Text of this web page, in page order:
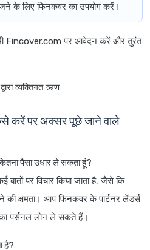
के लिए फिनकवर का उपयोग करें।
Fincover.com पर आवेदन करें और तुरंत
व्यक्तिगत ऋण
करें पर अक्सर पूछे जाने वाले
पैसा उधार ले सकता हूं?
पर विचार किया जाता है, जैसे कि
क्षमता। आप फिनकवर के पार्टनर लेंडर्स
पर्सनल लोन ले सकते हैं।
है?